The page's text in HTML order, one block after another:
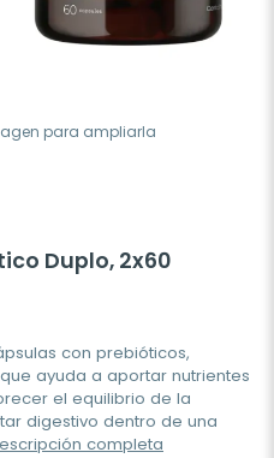
para ampliarla
Duplo, 2x60
con prebióticos,
ayuda a aportar nutrientes
el equilibrio de la
digestivo dentro de una
completa